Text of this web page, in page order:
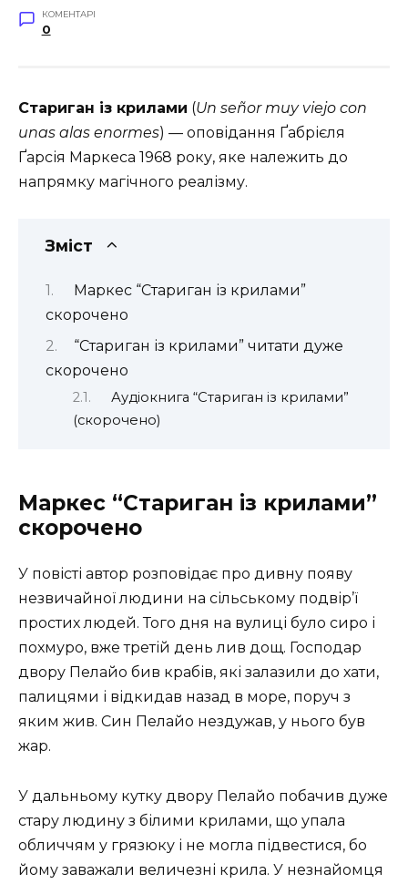
КОМЕНТАРІ
0
Стариган із крилами (Un señor muy viejo con
unas alas enormes) — оповідання Ґабрієля
Ґарсія Маркеса 1968 року, яке належить до
напрямку магічного реалізму.
Зміст
Маркес “Стариган із крилами”
скорочено
“Стариган із крилами” читати дуже
скорочено
Аудіокнига “Стариган із крилами”
(скорочено)
Маркес “Стариган із крилами”
скорочено
У повісті автор розповідає про дивну появу
незвичайної людини на сільському подвір’ї
простих людей. Того дня на вулиці було сиро і
похмуро, вже третій день лив дощ. Господар
двору Пелайо бив крабів, які залазили до хати,
палицями і відкидав назад в море, поруч з
яким жив. Син Пелайо нездужав, у нього був
жар.
У дальньому кутку двору Пелайо побачив дуже
стару людину з білими крилами, що упала
обличчям у грязюку і не могла підвестися, бо
йому заважали величезні крила. У незнайомця